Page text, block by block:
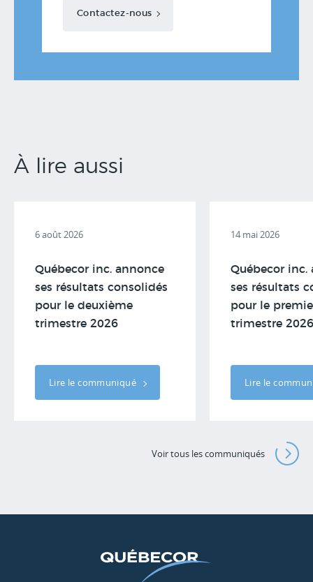
Contactez-nous
À lire aussi
6 août 2026
Québecor inc. annonce
ses résultats consolidés
pour le deuxième
trimestre 2026
Lire le communiqué
14 mai 2026
Québecor inc.
ses résultats
pour le
trimestre 2026
Lire le
Voir tous les communiqués